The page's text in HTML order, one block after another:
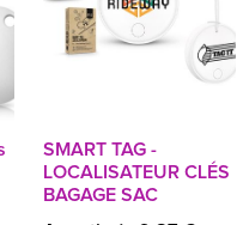
SMART TAG -
LOCALISATEUR CLÉS
BAGAGE SAC